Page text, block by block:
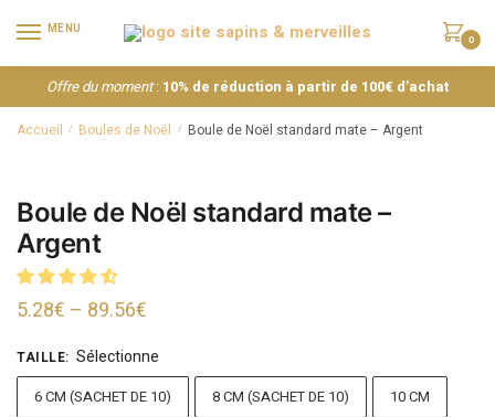
MENU
0
Offre du moment: 10% de réduction à partir de 100€ d’achat
Accueil / Boules de Noël / Boule de Noël standard mate – Argent
Boule de Noël standard mate –
Argent
5.28€ – 89.56€
TAILLE: Sélectionne
6 CM (SACHET DE 10) 8 CM (SACHET DE 10) 10 CM